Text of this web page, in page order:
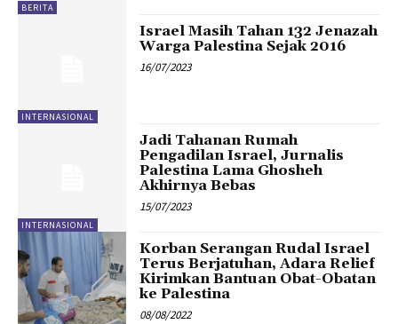
BERITA
INTERNASIONAL
Israel Masih Tahan 132 Jenazah
Warga Palestina Sejak 2016
16/07/2023
INTERNASIONAL
Jadi Tahanan Rumah
Pengadilan Israel, Jurnalis
Palestina Lama Ghosheh
Akhirnya Bebas
15/07/2023
Korban Serangan Rudal Israel
Terus Berjatuhan, Adara Relief
Kirimkan Bantuan Obat-Obatan
ke Palestina
08/08/2022